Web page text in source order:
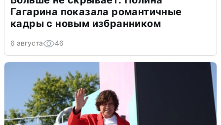
Гагарина показала романтичные
кадры с новым избранником
6 августа 46